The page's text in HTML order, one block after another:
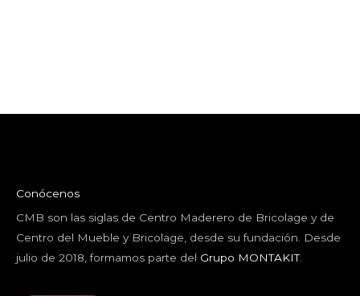
Conócenos
CMB son las siglas de Centro Maderero de Bricolage y de
Centro del Mueble y Bricolage, desde su fundación. Desde
julio de 2018, formamos parte del Grupo MONTAKIT.